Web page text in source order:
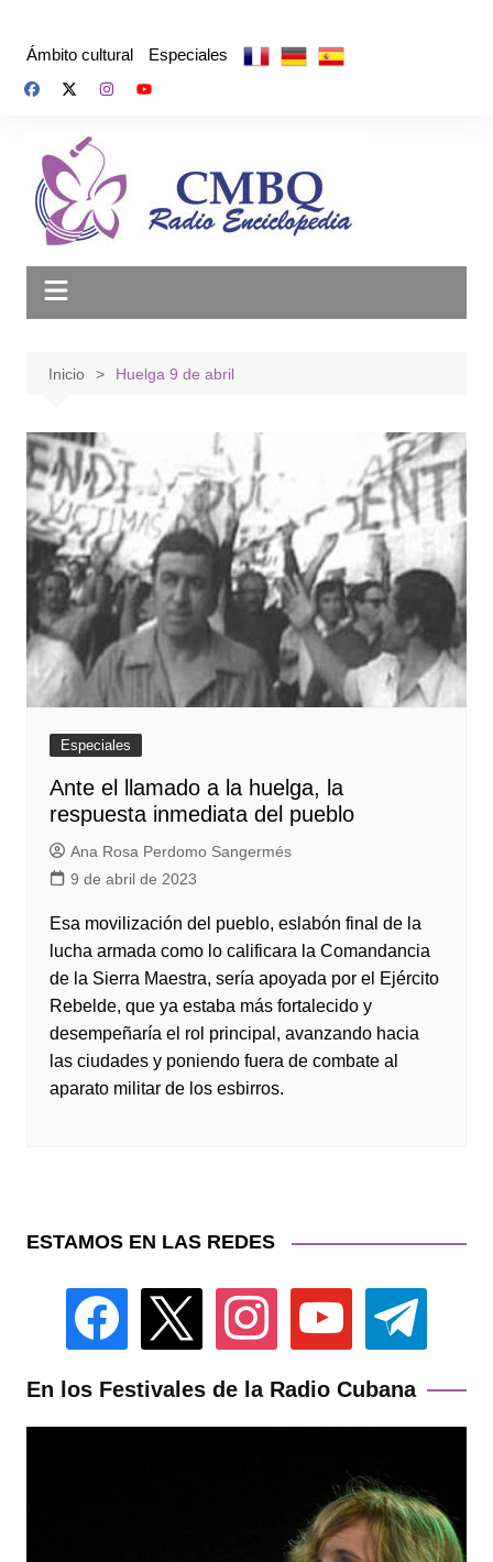
Ámbito cultural Especiales
Inicio Huelga 9 de abril
Especiales
Ante el llamado a la huelga, la
respuesta inmediata del pueblo
Ana Rosa Perdomo Sangermés
9 de abril de 2023
Esa movilización del pueblo, eslabón final de la
lucha armada como lo calificara la Comandancia
de la Sierra Maestra, sería apoyada por el Ejército
Rebelde, que ya estaba más fortalecido y
desempeñaría el rol principal, avanzando hacia
las ciudades y poniendo fuera de combate al
aparato militar de los esbirros.
ESTAMOS EN LAS REDES
facebook instagram youtube telegram
En los Festivales de la Radio Cubana